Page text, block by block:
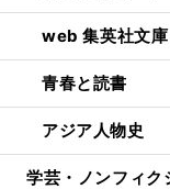
web 集英社文庫
青春と読書
アジア人物史
学芸・ノンフィク